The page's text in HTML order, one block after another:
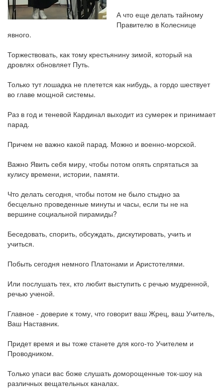
А что еще делать тайному
Правителю в Колеснице
явного.
Торжествовать, как тому крестьянину зимой, который на
дровлях обновляет Путь.
Только тут лошадка не плетется как нибудь, а гордо шествует
во главе мощной системы.
Раз в год и теневой Кардинал выходит из сумерек и принимает
парад.
Причем не важно какой парад. Можно и военно-морской.
Важно Явить себя миру, чтобы потом опять спрятаться за
кулису времени, истории, памяти.
Что делать сегодня, чтобы потом не было стыдно за
бесцельно проведенные минуты и часы, если ты не на
вершине социальной пирамиды?
Беседовать, спорить, обсуждать, дискутировать, учить и
учиться.
Побыть сегодня немного Платонами и Аристотелями.
Или послушать тех, кто любит выступить с речью мудренной,
речью ученой.
Главное - доверие к тому, что говорит ваш Жрец, ваш Учитель,
Ваш Наставник.
Придет время и вы тоже станете для кого-то Учителем и
Проводником.
Только упаси вас боже слушать доморощенные ток-шоу на
различных вещательных каналах.